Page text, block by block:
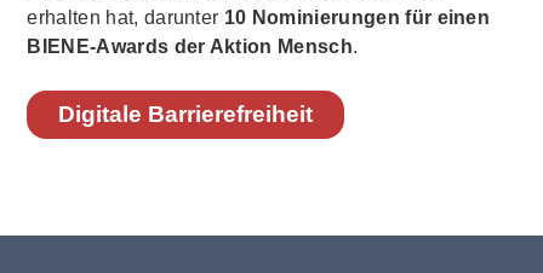
erhalten hat, darunter 10 Nominierungen für einen
BIENE-Awards der Aktion Mensch.
Digitale Barrierefreiheit